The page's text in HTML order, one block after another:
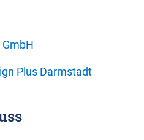
Plus Darmstadt